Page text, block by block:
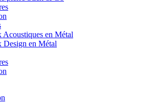
Acoustiques en Métal
Design en Métal